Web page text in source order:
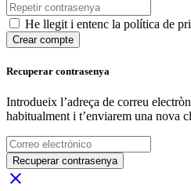
He llegit i entenc la política de
Crear compte
Recuperar contrasenya
Introdueix l’adreça de correu
habitualment i t’enviarem una nova
Recuperar contrasenya
close